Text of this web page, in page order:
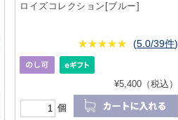
ロイズコレクション[ブルー]
★★★★★
★★★★★ (5.0/39件)
¥5,400（税込）
個